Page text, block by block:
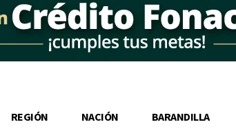
REGIÓN NACIÓN BARANDILLA